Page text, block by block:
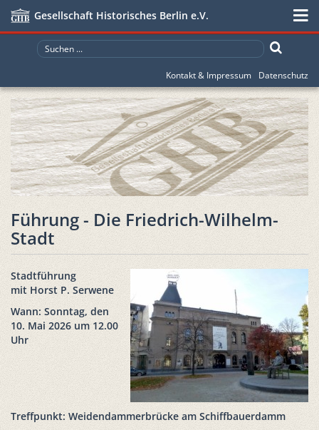
Gesellschaft Historisches Berlin e.V.
Kontakt & Impressum Datenschutz
Führung - Die Friedrich-Wilhelm-
Stadt
Stadtführung
mit Horst P. Serwene
Wann: Sonntag, den
10. Mai 2026 um 12.00
Uhr
Treffpunkt: Weidendammerbrücke am Schiffbauerdamm